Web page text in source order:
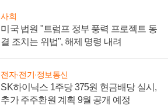
사회
미국 법원 "트럼프 정부 풍력 프로젝트 동
결 조치는 위법", 해제 명령 내려
전자·전기·정보통신
SK하이닉스 1주당 375원 현금배당 실시,
추가 주주환원 계획 9월 공개 예정